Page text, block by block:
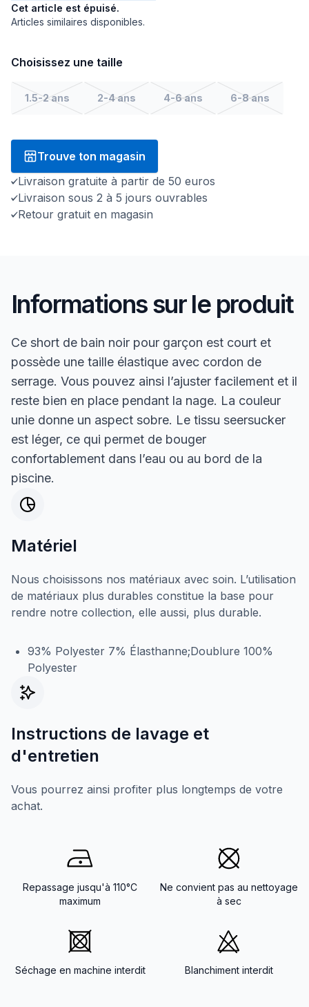
Cet article est épuisé.
Articles similaires disponibles.
Choisissez une taille
1.5-2 ans 2-4 ans 4-6 ans 6-8 ans
Trouve ton magasin
Livraison gratuite à partir de 50 euros
Livraison sous 2 à 5 jours ouvrables
Retour gratuit en magasin
Informations sur le produit
Ce short de bain noir pour garçon est court et
possède une taille élastique avec cordon de
serrage. Vous pouvez ainsi l’ajuster facilement et il
reste bien en place pendant la nage. La couleur
unie donne un aspect sobre. Le tissu seersucker
est léger, ce qui permet de bouger
confortablement dans l’eau ou au bord de la
piscine.
Matériel
Nous choisissons nos matériaux avec soin. L’utilisation
de matériaux plus durables constitue la base pour
rendre notre collection, elle aussi, plus durable.
93% Polyester 7% Élasthanne;Doublure 100%
Polyester
Instructions de lavage et
d'entretien
Vous pourrez ainsi profiter plus longtemps de votre
achat.
Repassage jusqu'à 110°C
maximum
Ne convient pas au nettoyage
à sec
Séchage en machine interdit Blanchiment interdit